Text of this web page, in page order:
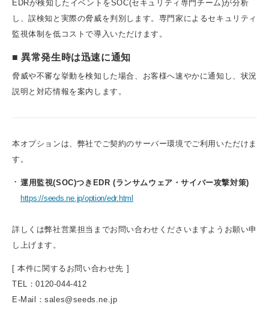
EDRが検知したイベントをSOC(セキュリティ専門チーム)が分析
し、誤検知と実際の脅威を判別します。専門家によるセキュリティ
監視体制を低コストで導入いただけます。
■ 異常発生時は迅速に通知
脅威や不審な挙動を検知した場合、お客様へ速やかに通知し、状況
説明と対応情報を案内します。
本オプションは、弊社でご契約のサーバー環境でご利用いただけま
す。
運用監視(SOC)つきEDR (ランサムウェア・サイバー攻撃対策)
https://seeds.ne.jp/option/edr.html
詳しくは弊社営業担当までお問い合わせくださいますようお願い申
し上げます。
[ 本件に関するお問い合わせ先 ]
TEL：0120-044-412
E-Mail：sales@seeds.ne.jp